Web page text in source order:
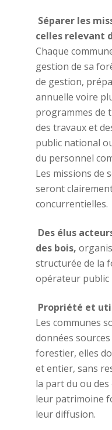
Séparer les
celles relevant
Chaque
gestion de sa
de gestion,
annuelle voire
programmes de
des travaux et
public national
du personnel
Les missions de
seront
concurrentielles.
Des élus
des bois,
structurée de la
opérateur public
Propriété et
Les communes
données
forestier, elles
et entier, sans
la part du ou
leur patrimoine
leur diffusion.